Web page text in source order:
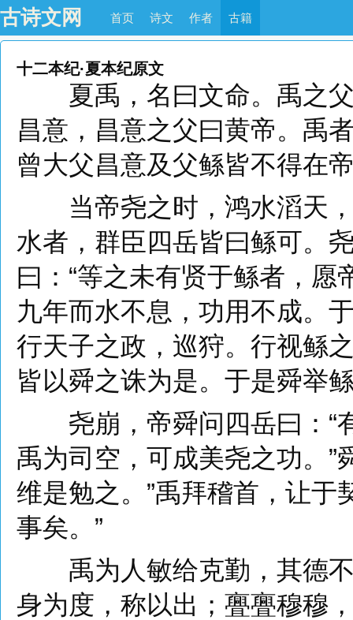
古诗文网 首页 诗文 作者 古籍
十二本纪·夏本纪原文
夏禹，名曰文命。禹之父
昌意，昌意之父曰黄帝。禹
曾大父昌意及父鲧皆不得在
当帝尧之时，鸿水滔天，
水者，群臣四岳皆曰鲧可。
曰：“等之未有贤于鲧者，愿
九年而水不息，功用不成。
行天子之政，巡狩。行视鲧
皆以舜之诛为是。于是舜举
尧崩，帝舜问四岳曰：“有
禹为司空，可成美尧之功。”
维是勉之。”禹拜稽首，让于
事矣。”
禹为人敏给克勤，其德不
身为度，称以出；亹亹穆穆